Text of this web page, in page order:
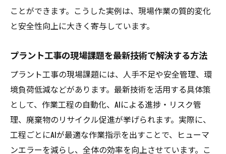
前線
現場で活きるプラント工事の革新ポイント
現場力を高めるプラント工事の新しい工夫
プラント工事における改善事例とその効果
チームワークが鍵となるプラント工事の現
場力
現場で役立つプラント工事技術の選び方
現場運営を変えるプラント工事の実践的ア
ことができます。こうした実例は、現場作業の質的変化
と安全性向上に大きく寄与しています。
プラント工事の現場課題を最新技術で解決する方法
プラント工事の現場課題には、人手不足や安全管理、環
境負荷低減などがあります。最新技術を活用する具体策
として、作業工程の自動化、AIによる進捗・リスク管
理、廃棄物のリサイクル促進が挙げられます。実際に、
工程ごとにAIが最適な作業指示を出すことで、ヒューマ
ンエラーを減らし、全体の効率を向上させています。こ